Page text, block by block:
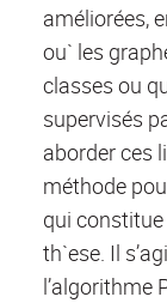
améliorées,
ou` les
classes ou
supervisés
aborder ces
méthode
qui
th`ese. Il
l’algorithme